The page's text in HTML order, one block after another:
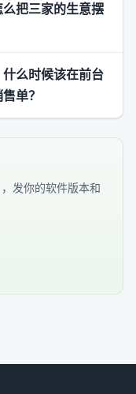
把三家的生意摆
么时候该在前台
单？
发你的软件版本和